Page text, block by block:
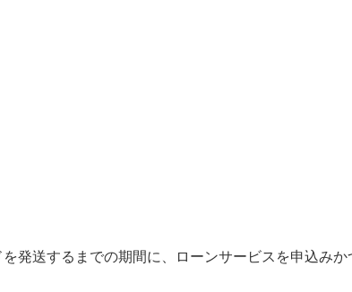
発送するまでの期間に、ローンサービスを申込み